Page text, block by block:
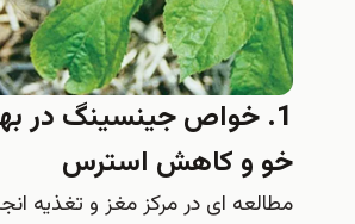
1. خواص جینسینگ در
خو و کاهش استرس
مطالعه ای در مرکز مغز و تغذیه